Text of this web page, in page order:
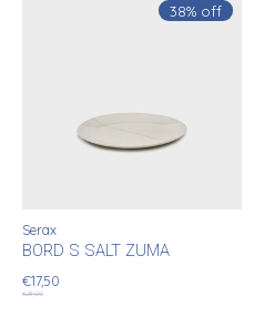
38% off
Serax
BORD S SALT ZUMA
€17,50
€28,00